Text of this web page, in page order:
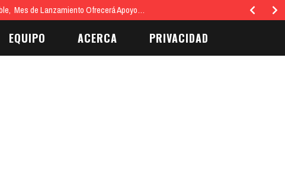
Mes de Lanzamiento Ofrecerá Apoyo…
EQUIPO ACERCA PRIVACIDAD